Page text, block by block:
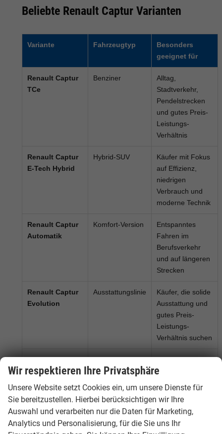
Beliebte Renault Captur Varianten
Variante Fahrzeugtyp
Besonders
geeignet für
Renault Captur
TCe
Benziner
Alltag,
Stadtverkehr,
Pendelstrecken
und gutes Preis-
Leistungs-
Verhältnis
Renault Captur
E-Tech Hybrid
Hybrid-SUV
Käufer mit Fokus
auf Effizienz,
niedrigen
Verbrauch und
moderne Technik
Renault Captur
Automatik
Komfort-Version
Entspanntes
Fahren im
Berufsverkehr
und auf längeren
Strecken
Renault Captur
Evolution
Ausstattungslinie
Käufer, die solide
Ausstattung und
gutes Preis-
Leistungs-
Verhältnis suchen
Renault Captur
Techno
Ausstattungslinie
Kunden, die mehr
Komfort,
Assistenzsysteme
wünschen
Wir respektieren Ihre Privatsphäre
Unsere Website setzt Cookies ein, um unsere Dienste für
Sie bereitzustellen. Hierbei berücksichtigen wir Ihre
Auswahl und verarbeiten nur die Daten für Marketing,
Analytics und Personalisierung, für die Sie uns Ihr